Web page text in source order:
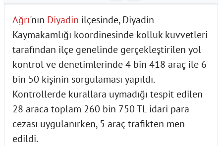
Ağrı'nın Diyadin ilçesinde, Diyadin
Kaymakamlığı koordinesinde kolluk kuvvetleri
tarafından ilçe genelinde gerçekleştirilen yol
kontrol ve denetimlerinde 4 bin 418 araç ile 6
bin 50 kişinin sorgulaması yapıldı.
Kontrollerde kurallara uymadığı tespit edilen
28 araca toplam 260 bin 750 TL idari para
cezası uygulanırken, 5 araç trafikten men
edildi.